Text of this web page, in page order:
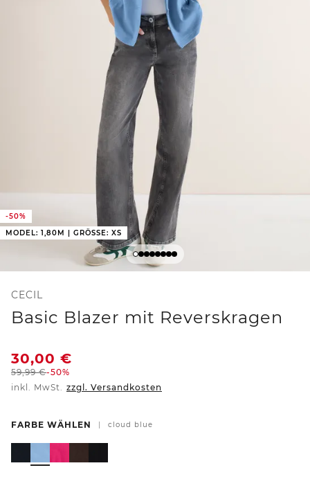
-50%
MODEL: 1,80M | GRÖSSE: XS
CECIL
Basic Blazer mit Reverskragen
30,00 €
59,99€-50%
inkl. MwSt. zzgl. Versandkosten
FARBE WÄHLEN cloud blue